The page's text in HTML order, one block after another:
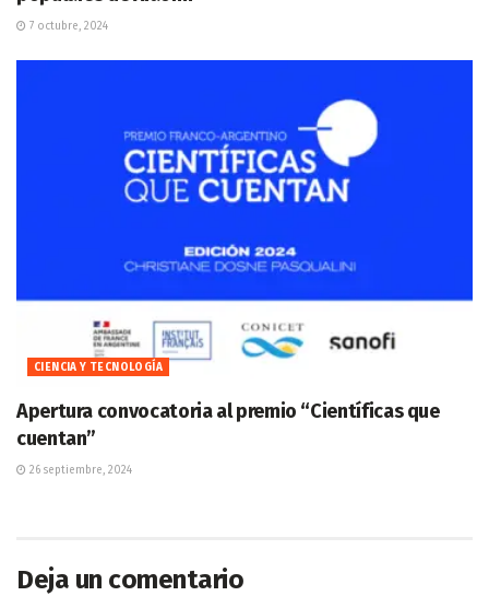
7 octubre, 2024
CIENCIA Y TECNOLOGÍA
Apertura convocatoria al premio “Científicas que
cuentan”
26 septiembre, 2024
Deja un comentario